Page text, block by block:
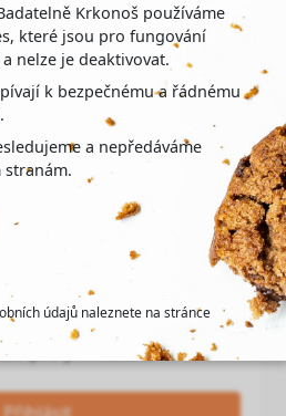
Krkonoš používáme
které jsou pro fungování
nelze je deaktivovat.
k bezpečnému a řádnému
a nepředáváme
údajů naleznete na stránce
pro přihlášené